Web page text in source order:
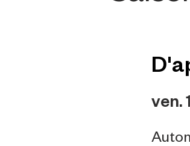
ven.